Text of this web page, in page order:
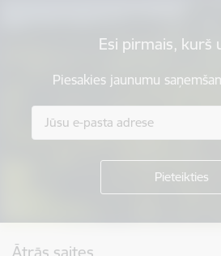
Esi pirmais, kurš
Piesakies jaunumu
Ātrās saites